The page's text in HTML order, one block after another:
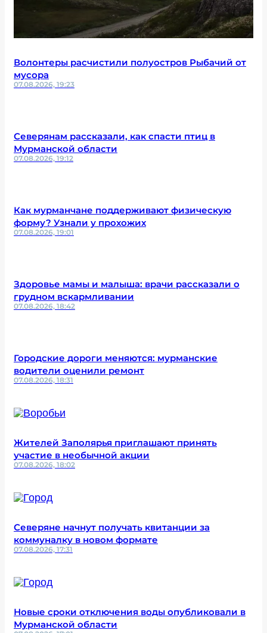
Волонтеры расчистили полуостров Рыбачий от
мусора
07.08.2026, 19:23
Северянам рассказали, как спасти птиц в
Мурманской области
07.08.2026, 19:12
Как мурманчане поддерживают физическую
форму? Узнали у прохожих
07.08.2026, 19:01
Здоровье мамы и малыша: врачи рассказали о
грудном вскармливании
07.08.2026, 18:42
Городские дороги меняются: мурманские
водители оценили ремонт
07.08.2026, 18:31
Жителей Заполярья приглашают принять
участие в необычной акции
07.08.2026, 18:02
Северяне начнут получать квитанции за
коммуналку в новом формате
07.08.2026, 17:31
Новые сроки отключения воды опубликовали в
Мурманской области